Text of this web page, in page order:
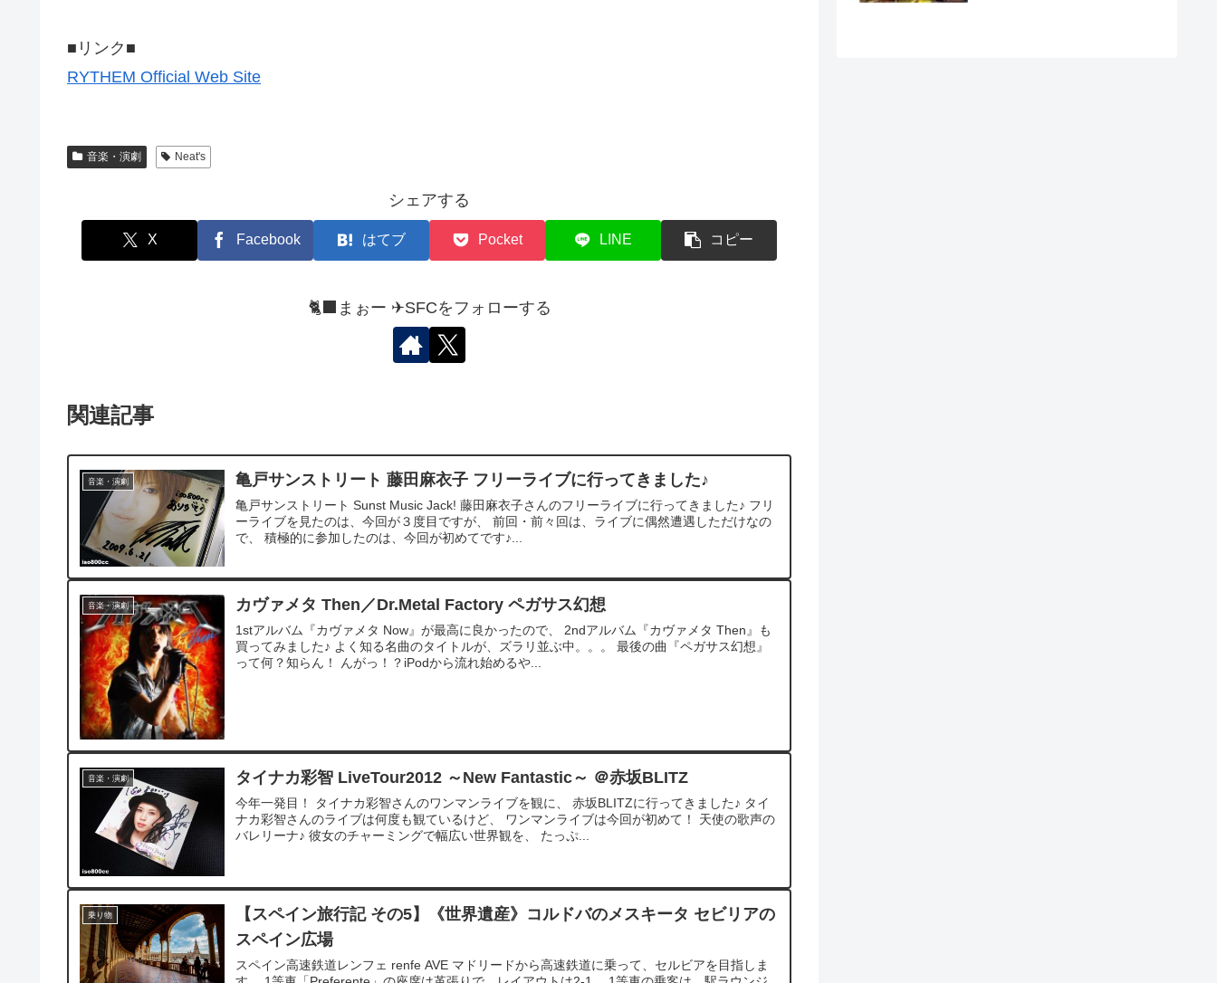
■リンク■
RYTHEM Official Web Site
音楽・演劇 Neat's
シェアする
X Facebook はてブ Pocket LINE コピー
🐈‍⬛まぉー ✈︎SFCをフォローする
関連記事
音楽・演劇 亀戸サンストリート 藤田麻衣子 フリーライブに行ってきました♪
亀戸サンストリート Sunst Music Jack! 藤田麻衣子さんのフリーライブに行ってきました♪ フリ
ーライブを見たのは、今回が３度目ですが、 前回・前々回は、ライブに偶然遭遇しただけなの
で、 積極的に参加したのは、今回が初めてです♪...
音楽・演劇 カヴァメタ Then／Dr.Metal Factory ペガサス幻想
1stアルバム『カヴァメタ Now』が最高に良かったので、 2ndアルバム『カヴァメタ Then』も
買ってみました♪ よく知る名曲のタイトルが、ズラリ並ぶ中。。。 最後の曲『ペガサス幻想』
って何？知らん！ んがっ！？iPodから流れ始めるや...
音楽・演劇 タイナカ彩智 LiveTour2012 ～New Fantastic～ ＠赤坂BLITZ
今年一発目！ タイナカ彩智さんのワンマンライブを観に、 赤坂BLITZに行ってきました♪ タイ
ナカ彩智さんのライブは何度も観ているけど、 ワンマンライブは今回が初めて！ 天使の歌声の
バレリーナ♪ 彼女のチャーミングで幅広い世界観を、 たっぷ...
乗り物
【スペイン旅行記 その5】《世界遺産》コルドバのメスキータ セビリアの
スペイン広場
スペイン高速鉄道レンフェ renfe AVE マドリードから高速鉄道に乗って、セルビアを目指しま